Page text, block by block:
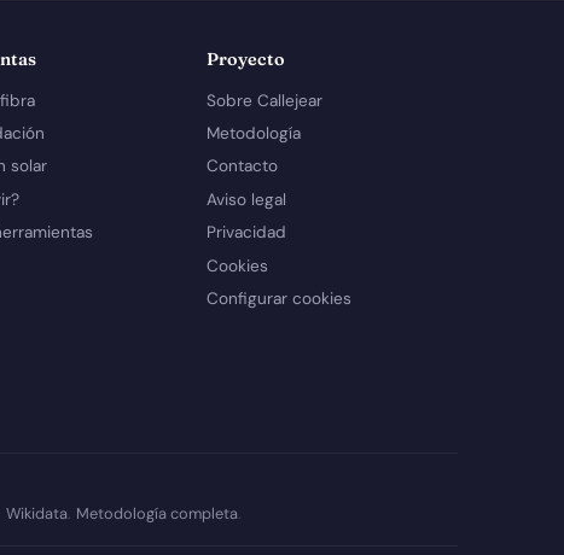
solar
Proyecto
Sobre Callejear
Metodología
Contacto
Aviso legal
Privacidad
Cookies
Configurar cookies
Wikidata. Metodología completa.